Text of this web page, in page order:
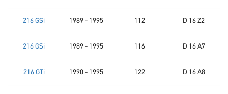
216 GSi 1989 - 1995 112 D 16 Z2
216 GSi 1989 - 1995 116 D 16 A7
216 GTi 1990 - 1995 122 D 16 A8